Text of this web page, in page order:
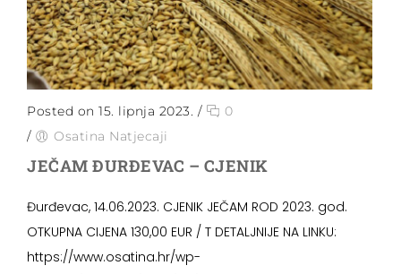
Posted on 15. lipnja 2023. /
0
/
Osatina Natjecaji
JEČAM ĐURĐEVAC – CJENIK
Đurđevac, 14.06.2023. CJENIK JEČAM ROD 2023. god.
OTKUPNA CIJENA 130,00 EUR / T DETALJNIJE NA LINKU:
https://www.osatina.hr/wp-